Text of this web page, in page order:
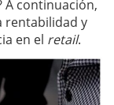
A continuación,
rentabilidad y
en el retail.